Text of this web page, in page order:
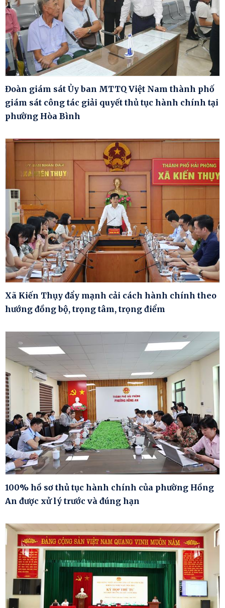
Đoàn giám sát Ủy ban MTTQ Việt Nam thành phố
giám sát công tác giải quyết thủ tục hành chính tại
phường Hòa Bình
Xã Kiến Thụy đẩy mạnh cải cách hành chính theo
hướng đồng bộ, trọng tâm, trọng điểm
100% hồ sơ thủ tục hành chính của phường Hồng
An được xử lý trước và đúng hạn